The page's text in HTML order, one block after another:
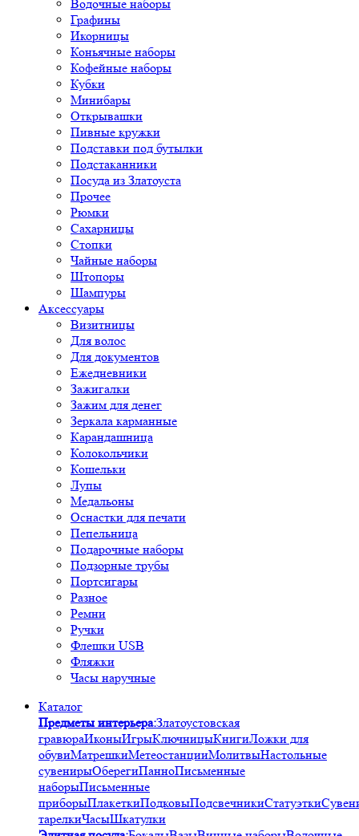
Водочные наборы
Графины
Икорницы
Коньячные наборы
Кофейные наборы
Кубки
Минибары
Открывашки
Пивные кружки
Подставки под бутылки
Подстаканники
Посуда из Златоуста
Прочее
Рюмки
Сахарницы
Стопки
Чайные наборы
Штопоры
Шампуры
Аксессуары
Визитницы
Для волос
Для документов
Ежедневники
Зажигалки
Зажим для денег
Зеркала карманные
Карандашница
Колокольчики
Кошельки
Лупы
Медальоны
Оснастки для печати
Пепельница
Подарочные наборы
Подзорные трубы
Портсигары
Разное
Ремни
Ручки
Флешки USB
Фляжки
Часы наручные
Каталог
Предметы интерьера:Златоустовская
гравюраИконыИгрыКлючницыКнигиЛожки для
обувиМатрешкиМетеостанцииМолитвыНастольные
сувенирыОберегиПанноПисьменные
наборыПисьменные
приборыПлакеткиПодковыПодсвечникиСтатуэтки
тарелкиЧасыШкатулки